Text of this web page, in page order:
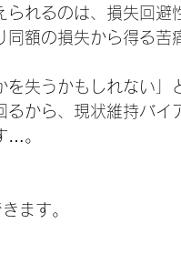
れるのは、損失回避
額の損失から得る苦
失うかもしれない」
から、現状維持バイ
…。
ます。